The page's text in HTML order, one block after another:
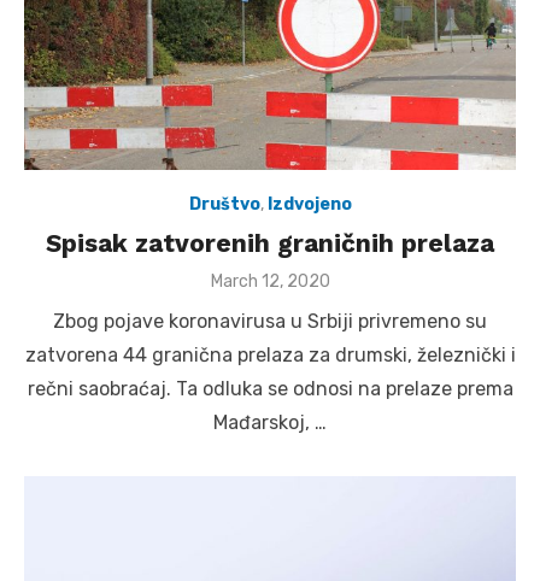
Društvo, Izdvojeno
Spisak zatvorenih graničnih prelaza
Posted
March 12, 2020
Zbog pojave koronavirusa u Srbiji privremeno su
zatvorena 44 granična prelaza za drumski, železnički i
rečni saobraćaj. Ta odluka se odnosi na prelaze prema
Mađarskoj, …